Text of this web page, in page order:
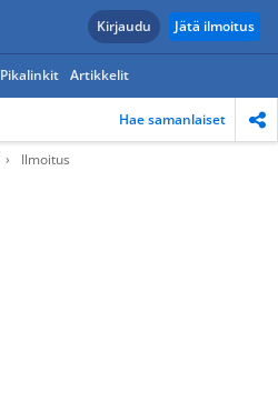
Kirjaudu Jätä ilmoitus
Pikalinkit Artikkelit
Hae samanlaiset
Ilmoitus